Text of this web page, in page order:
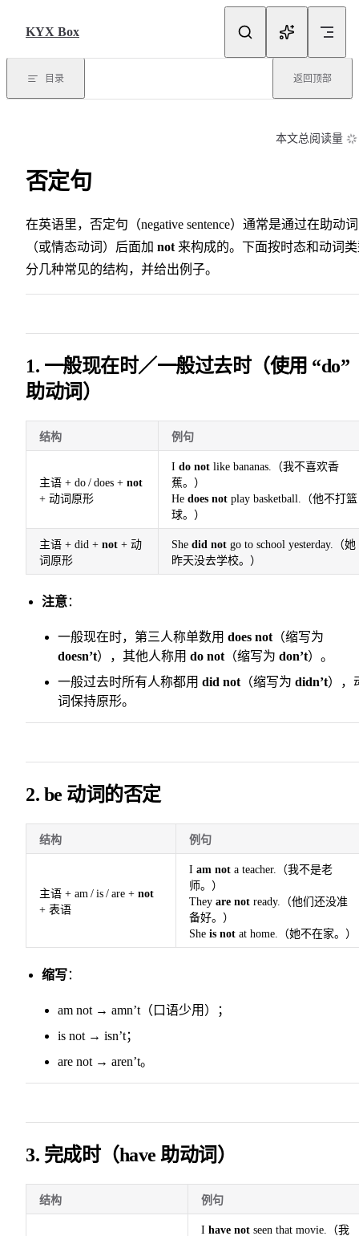
KYX Box
目录 返回顶部
本文总阅读量
否定句
在英语里，否定句（negative sentence）通常是通过在助动词
（或情态动词）后面加 not 来构成的。下面按时态和动词
分几种常见的结构，并给出例子。
1. 一般现在时／一般过去时（使用 “do”
助动词）
结构 例句
主语 + do / does + not
+ 动词原形
I do not like bananas.（我不喜欢香
蕉。）
He does not play basketball.（他不打篮
球。）
主语 + did + not + 动
词原形
She did not go to school yesterday.（她
昨天没去学校。）
注意：
一般现在时，第三人称单数用 does not （缩写为
doesn’t），其他人称用 do not （缩写为 don’t）。
一般过去时所有人称都用 did not （缩写为 didn’t），
词保持原形。
2. be 动词的否定
结构 例句
主语 + am / is / are + not
+ 表语
I am not a teacher.（我不是老
师。）
They are not ready.（他们还没准
备好。）
She is not at home.（她不在家。）
缩写：
am not → amn’t（口语少用）；
is not → isn’t；
are not → aren’t。
3. 完成时（have 助动词）
结构 例句
I have not seen that movie.（我